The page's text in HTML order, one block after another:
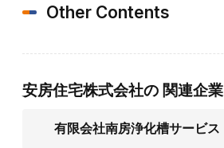
Other Contents
安房住宅株式会社の 関連企業
有限会社南房浄化槽サービス